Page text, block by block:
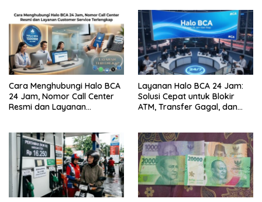
Cara Menghubungi Halo BCA
24 Jam, Nomor Call Center
Resmi dan Layanan
Layanan Halo BCA 24 Jam:
Solusi Cepat untuk Blokir
ATM, Transfer Gagal, dan